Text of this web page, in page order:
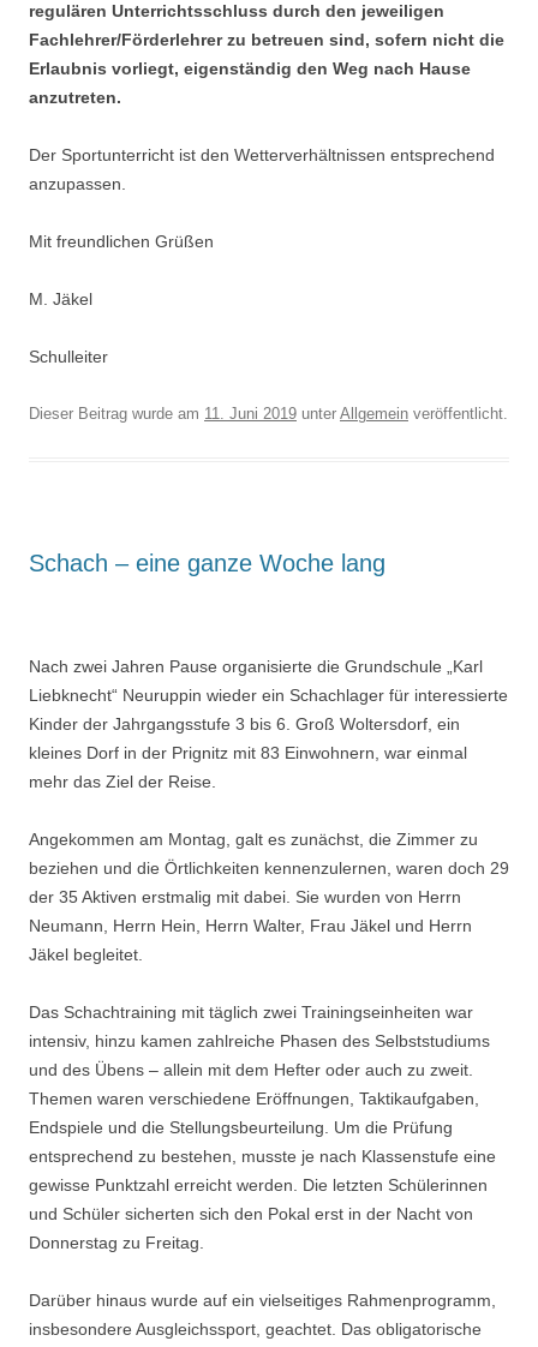
regulären Unterrichtsschluss durch den jeweiligen
Fachlehrer/Förderlehrer zu betreuen sind, sofern nicht die
Erlaubnis vorliegt, eigenständig den Weg nach Hause
anzutreten.
Der Sportunterricht ist den Wetterverhältnissen entsprechend
anzupassen.
Mit freundlichen Grüßen
M. Jäkel
Schulleiter
Dieser Beitrag wurde am 11. Juni 2019 unter Allgemein veröffentlicht.
Schach – eine ganze Woche lang
Nach zwei Jahren Pause organisierte die Grundschule „Karl
Liebknecht“ Neuruppin wieder ein Schachlager für interessierte
Kinder der Jahrgangsstufe 3 bis 6. Groß Woltersdorf, ein
kleines Dorf in der Prignitz mit 83 Einwohnern, war einmal
mehr das Ziel der Reise.
Angekommen am Montag, galt es zunächst, die Zimmer zu
beziehen und die Örtlichkeiten kennenzulernen, waren doch 29
der 35 Aktiven erstmalig mit dabei. Sie wurden von Herrn
Neumann, Herrn Hein, Herrn Walter, Frau Jäkel und Herrn
Jäkel begleitet.
Das Schachtraining mit täglich zwei Trainingseinheiten war
intensiv, hinzu kamen zahlreiche Phasen des Selbststudiums
und des Übens – allein mit dem Hefter oder auch zu zweit.
Themen waren verschiedene Eröffnungen, Taktikaufgaben,
Endspiele und die Stellungsbeurteilung. Um die Prüfung
entsprechend zu bestehen, musste je nach Klassenstufe eine
gewisse Punktzahl erreicht werden. Die letzten Schülerinnen
und Schüler sicherten sich den Pokal erst in der Nacht von
Donnerstag zu Freitag.
Darüber hinaus wurde auf ein vielseitiges Rahmenprogramm,
insbesondere Ausgleichssport, geachtet. Das obligatorische